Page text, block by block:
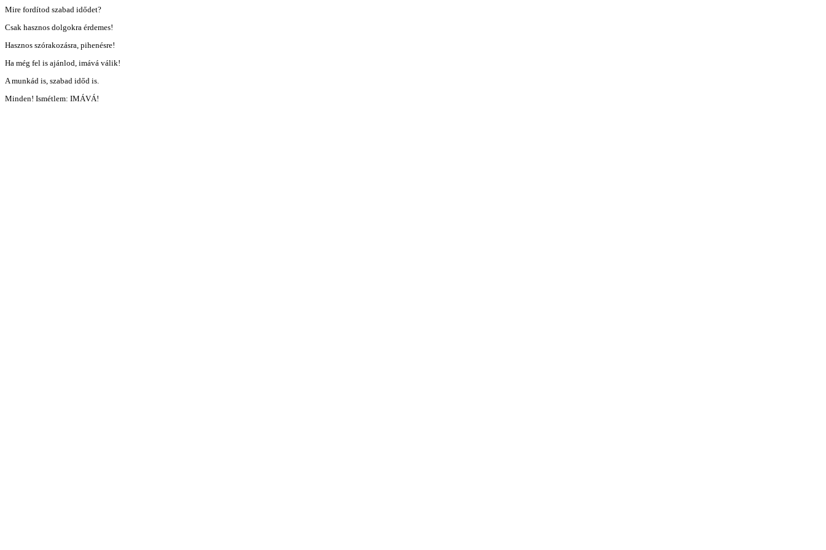
Mire fordítod szabad idődet?
Csak hasznos dolgokra érdemes!
Hasznos szórakozásra, pihenésre!
Ha még fel is ajánlod, imává válik!
A munkád is, szabad időd is.
Minden! Ismétlem: IMÁVÁ!